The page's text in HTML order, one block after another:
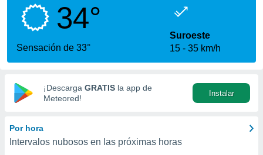
calidad.
a este
las
y
digital
basada
34°
Sensación de 33°
Suroeste
15
35 km/h
¡Descarga GRATIS la app de
Meteored!
Instalar
Por hora
Intervalos nubosos en las próximas horas